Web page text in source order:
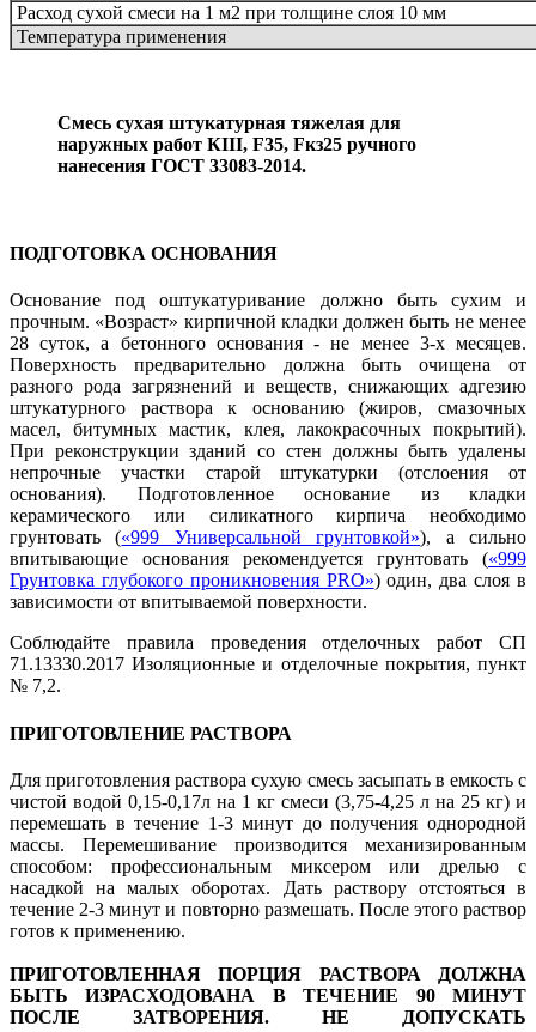
Расход сухой смеси на 1 м2 при толщине слоя 10 мм
Температура применения
Смесь сухая штукатурная тяжелая для
наружных работ КIII, F35, Fкз25 ручного
нанесения ГОСТ 33083-2014.
ПОДГОТОВКА ОСНОВАНИЯ
Основание под оштукатуривание должно быть сухим и
прочным. «Возраст» кирпичной кладки должен быть не менее
28 суток, а бетонного основания - не менее 3-х месяцев.
Поверхность предварительно должна быть очищена от
разного рода загрязнений и веществ, снижающих адгезию
штукатурного раствора к основанию (жиров, смазочных
масел, битумных мастик, клея, лакокрасочных покрытий).
При реконструкции зданий со стен должны быть удалены
непрочные участки старой штукатурки (отслоения от
основания). Подготовленное основание из кладки
керамического или силикатного кирпича необходимо
грунтовать («999 Универсальной грунтовкой»), а сильно
впитывающие основания рекомендуется грунтовать («999
Грунтовка глубокого проникновения PRO») один, два слоя в
зависимости от впитываемой поверхности.
Соблюдайте правила проведения отделочных работ СП
71.13330.2017 Изоляционные и отделочные покрытия, пункт
№ 7,2.
ПРИГОТОВЛЕНИЕ РАСТВОРА
Для приготовления раствора сухую смесь засыпать в емкость с
чистой водой 0,15-0,17л на 1 кг смеси (3,75-4,25 л на 25 кг) и
перемешать в течение 1-3 минут до получения однородной
массы. Перемешивание производится механизированным
способом: профессиональным миксером или дрелью с
насадкой на малых оборотах. Дать раствору отстояться в
течение 2-3 минут и повторно размешать. После этого раствор
готов к применению.
ПРИГОТОВЛЕННАЯ ПОРЦИЯ РАСТВОРА ДОЛЖНА
БЫТЬ ИЗРАСХОДОВАНА В ТЕЧЕНИЕ 90 МИНУТ
ПОСЛЕ ЗАТВОРЕНИЯ. НЕ ДОПУСКАТЬ